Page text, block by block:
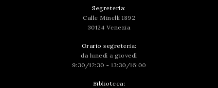
Segreteria:
Calle Minelli 1892
30124 Venezia
Orario segreteria:
da lunedì a giovedì
9:30/12:30 - 13:30/16:00
Biblioteca: